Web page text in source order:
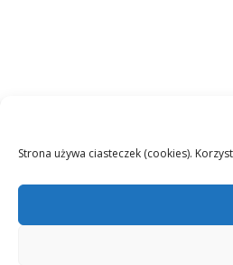
Strona używa ciasteczek (cookies).